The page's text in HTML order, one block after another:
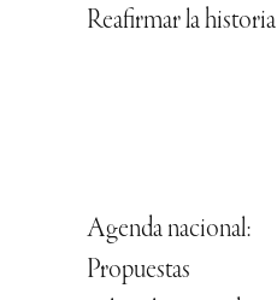
Reafirmar la historia
Agenda nacional:
Propuestas